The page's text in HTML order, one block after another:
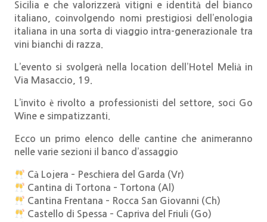
Sicilia e che valorizzerà vitigni e identità del bianco
italiano, coinvolgendo nomi prestigiosi dell’enologia
italiana in una sorta di viaggio intra-generazionale tra
vini bianchi di razza.
L’evento si svolgerà nella location dell’Hotel Melià in
Via Masaccio, 19.
L’invito è rivolto a professionisti del settore, soci Go
Wine e simpatizzanti.
Ecco un primo elenco delle cantine che animeranno
nelle varie sezioni il banco d’assaggio
Cà Lojera – Peschiera del Garda (Vr)
Cantina di Tortona – Tortona (Al)
Cantina Frentana – Rocca San Giovanni (Ch)
Castello di Spessa – Capriva del Friuli (Go)